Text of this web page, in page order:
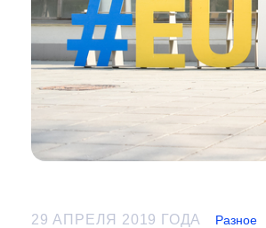
29 АПРЕЛЯ 2019 ГОДА Разное